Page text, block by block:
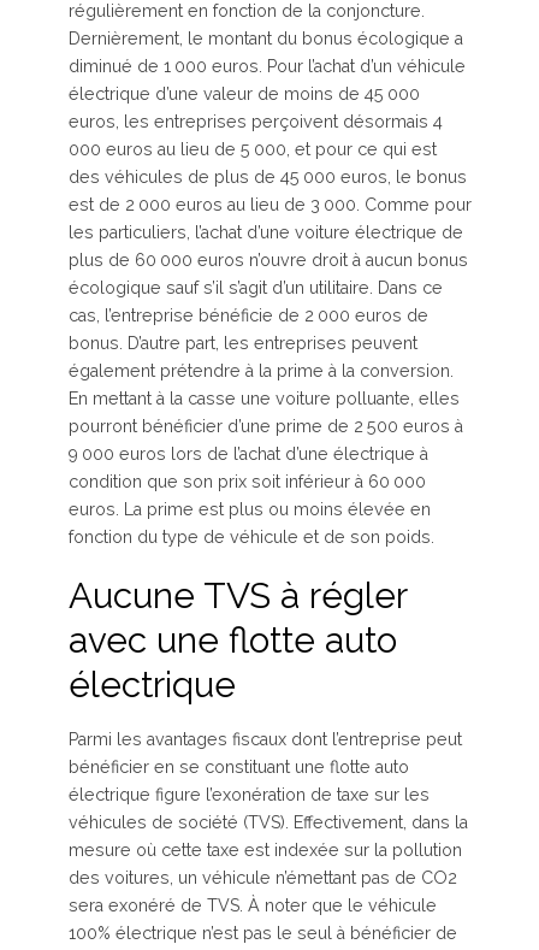
régulièrement en fonction de la conjoncture.
Dernièrement, le montant du bonus écologique a
diminué de 1 000 euros. Pour l’achat d’un véhicule
électrique d’une valeur de moins de 45 000
euros, les entreprises perçoivent désormais 4
000 euros au lieu de 5 000, et pour ce qui est
des véhicules de plus de 45 000 euros, le bonus
est de 2 000 euros au lieu de 3 000. Comme pour
les particuliers, l’achat d’une voiture électrique de
plus de 60 000 euros n’ouvre droit à aucun bonus
écologique sauf s’il s’agit d’un utilitaire. Dans ce
cas, l’entreprise bénéficie de 2 000 euros de
bonus. D’autre part, les entreprises peuvent
également prétendre à la prime à la conversion.
En mettant à la casse une voiture polluante, elles
pourront bénéficier d’une prime de 2 500 euros à
9 000 euros lors de l’achat d’une électrique à
condition que son prix soit inférieur à 60 000
euros. La prime est plus ou moins élevée en
fonction du type de véhicule et de son poids.
Aucune TVS à régler
avec une flotte auto
électrique
Parmi les avantages fiscaux dont l’entreprise peut
bénéficier en se constituant une flotte auto
électrique figure l’exonération de taxe sur les
véhicules de société (TVS). Effectivement, dans la
mesure où cette taxe est indexée sur la pollution
des voitures, un véhicule n’émettant pas de CO2
sera exonéré de TVS. À noter que le véhicule
100% électrique n’est pas le seul à bénéficier de